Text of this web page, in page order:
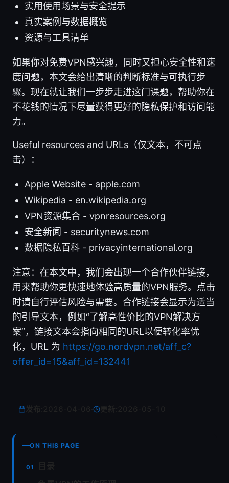
实用使用场景与安全提示
真实案例与数据概览
资源与工具清单
如果你对免费VPN感兴趣，同时又担心安全性和速
度问题，本文会给出清晰的判断标准与可执行步
骤。现在就让我们一步步走进这门课题，帮助你在
不花钱的情况下尽量获得更好的隐私保护和访问能
力。
Useful resources and URLs（仅文本，不可点
击）：
Apple Website - apple.com
Wikipedia - en.wikipedia.org
VPN资源集合 - vpnresources.org
安全新闻 - securitynews.com
数据隐私百科 - privacyinternational.org
注意：在本文中，我们会出现一个合作伙伴链接，
用来帮助你更快速地体验高质量的VPN服务。点击
时请自行评估风险与需要。合作链接会显示为适当
的引导文本，例如“了解高性价比的VPN解决方
案”，链接文本会指向相同的URL以便转化率优
化，URL 为 https://go.nordvpn.net/aff_c?
offer_id=15&aff_id=132441
更新:
ON THIS PAGE